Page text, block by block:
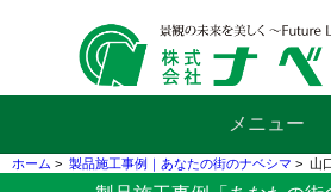
メニュー
ホーム > 製品施工事例｜あなたの街のナベシマ > 山